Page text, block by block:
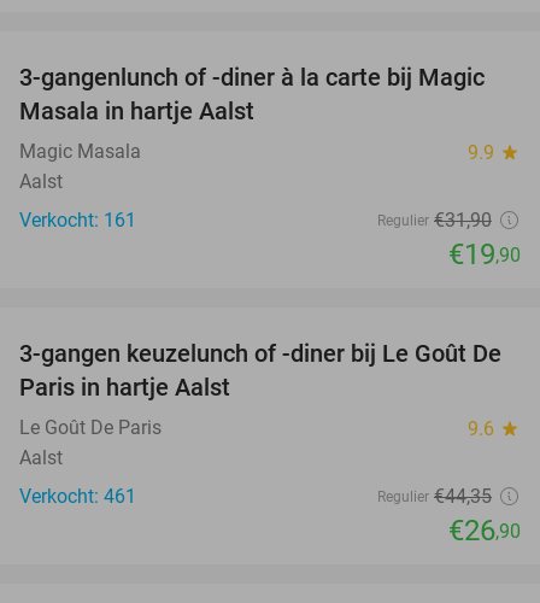
38%
3-gangenlunch of -diner à la carte bij Magic
Masala in hartje Aalst
Magic Masala 9.9 star
Aalst
Verkocht: 161
Regulier €31,90
€19,90
39%
3-gangen keuzelunch of -diner bij Le Goût De
Paris in hartje Aalst
Le Goût De Paris 9.6 star
Aalst
Verkocht: 461
Regulier €44,35
€26,90